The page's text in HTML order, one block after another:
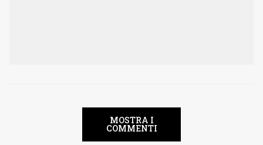
MOSTRA I
COMMENTI